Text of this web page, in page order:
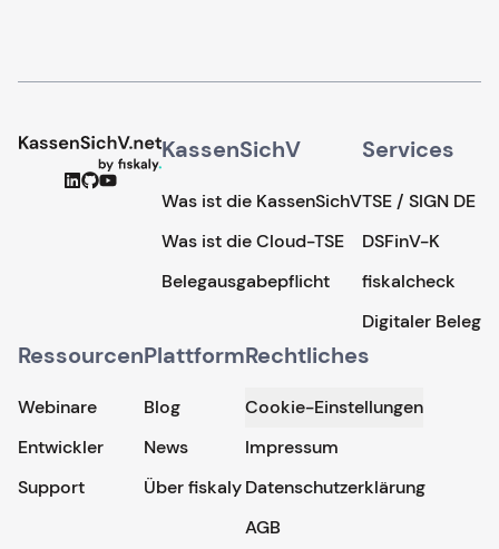
KassenSichV.net by fiskaly.
KassenSichV
Was ist die KassenSichV
Was ist die Cloud-TSE
Belegausgabepflicht
Services
TSE / SIGN DE
DSFinV-K
fiskalcheck
Digitaler Beleg
Ressourcen
Webinare
Entwickler
Support
Plattform
Blog
News
Über fiskaly
Rechtliches
Cookie-Einstellungen
Impressum
Datenschutzerklärung
AGB